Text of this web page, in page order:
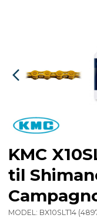
KMC
til
MODEL: BX10SLT14 (